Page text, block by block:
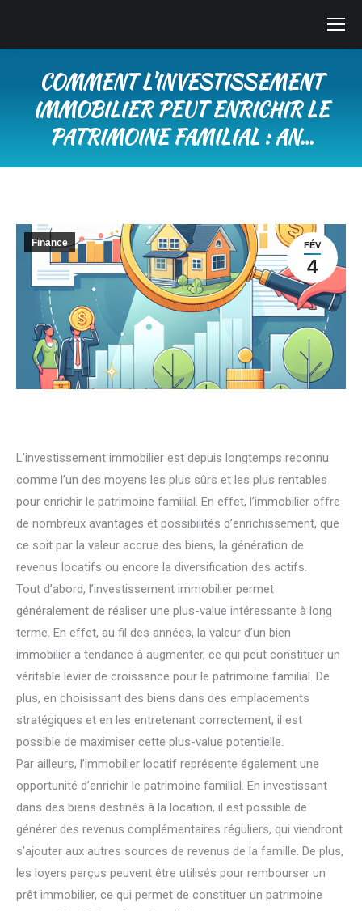
COMMENT L’INVESTISSEMENT
IMMOBILIER PEUT ENRICHIR LE
PATRIMOINE FAMILIAL : AN…
FÉV
4
Finance
L’investissement immobilier est depuis longtemps reconnu
comme l’un des moyens les plus sûrs et les plus rentables
pour enrichir le patrimoine familial. En effet, l’immobilier offre
de nombreux avantages et possibilités d’enrichissement, que
ce soit par la valeur accrue des biens, la génération de
revenus locatifs ou encore la diversification des actifs.
Tout d’abord, l’investissement immobilier permet
généralement de réaliser une plus-value intéressante à long
terme. En effet, au fil des années, la valeur d’un bien
immobilier a tendance à augmenter, ce qui peut constituer un
véritable levier de croissance pour le patrimoine familial. De
plus, en choisissant des biens dans des emplacements
stratégiques et en les entretenant correctement, il est
possible de maximiser cette plus-value potentielle.
Par ailleurs, l’immobilier locatif représente également une
opportunité d’enrichir le patrimoine familial. En investissant
dans des biens destinés à la location, il est possible de
générer des revenus complémentaires réguliers, qui viendront
s’ajouter aux autres sources de revenus de la famille. De plus,
les loyers perçus peuvent être utilisés pour rembourser un
prêt immobilier, ce qui permet de constituer un patrimoine